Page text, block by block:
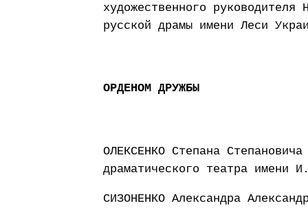
художественного руководителя
русской драмы имени Леси
ОРДЕНОМ ДРУЖБЫ
ОЛЕКСЕНКО Степана
драматического театра имени
СИЗОНЕНКО Александра